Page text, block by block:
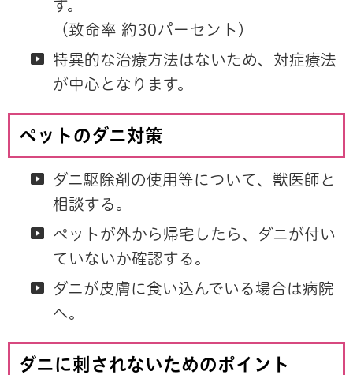
す。
（致命率 約30パーセント）
特異的な治療方法はないため、対症療法
が中心となります。
ペットのダニ対策
ダニ駆除剤の使用等について、獣医師と
相談する。
ペットが外から帰宅したら、ダニが付い
ていないか確認する。
ダニが皮膚に食い込んでいる場合は病院
へ。
ダニに刺されないためのポイント